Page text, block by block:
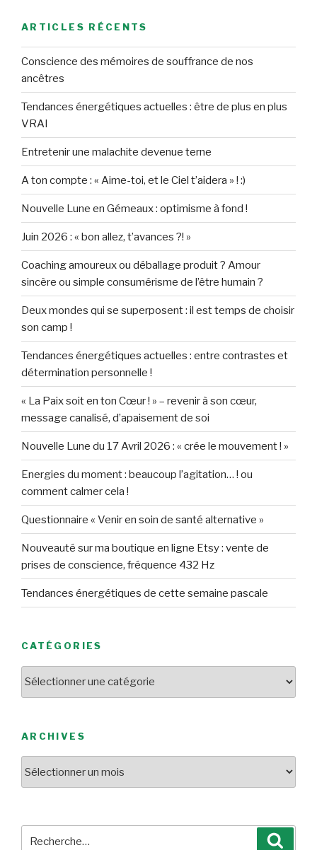
ARTICLES RÉCENTS
Conscience des mémoires de souffrance de nos
ancêtres
Tendances énergétiques actuelles : être de plus en plus
VRAI
Entretenir une malachite devenue terne
A ton compte : « Aime-toi, et le Ciel t’aidera » ! :)
Nouvelle Lune en Gémeaux : optimisme à fond !
Juin 2026 : « bon allez, t’avances ?! »
Coaching amoureux ou déballage produit ? Amour
sincère ou simple consumérisme de l’être humain ?
Deux mondes qui se superposent : il est temps de choisir
son camp !
Tendances énergétiques actuelles : entre contrastes et
détermination personnelle !
« La Paix soit en ton Cœur ! » – revenir à son cœur,
message canalisé, d’apaisement de soi
Nouvelle Lune du 17 Avril 2026 : « crée le mouvement ! »
Energies du moment : beaucoup l’agitation… ! ou
comment calmer cela !
Questionnaire « Venir en soin de santé alternative »
Nouveauté sur ma boutique en ligne Etsy : vente de
prises de conscience, fréquence 432 Hz
Tendances énergétiques de cette semaine pascale
CATÉGORIES
ARCHIVES